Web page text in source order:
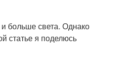
больше света. Однако
статье я поделюсь